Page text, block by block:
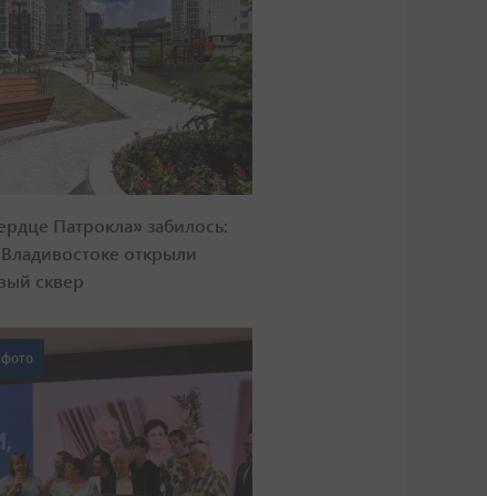
Патрокла» забилось:
открыли
сквер